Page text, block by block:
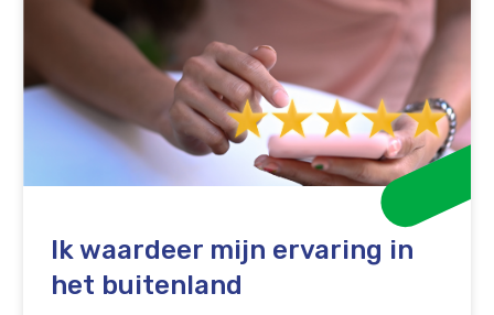
Ik waardeer mijn ervaring in
het buitenland